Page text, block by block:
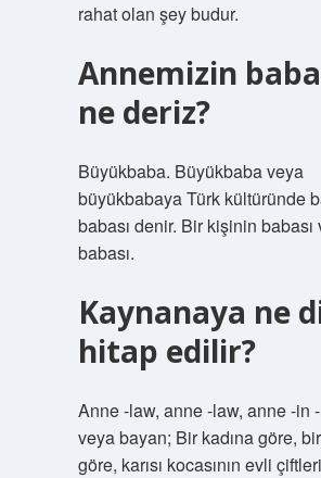
rahat olan şey budur.
Annemizin
ne deriz?
Büyükbaba. Büyükbaba veya
büyükbabaya Türk kültüründe
babası denir. Bir kişinin babası
babası.
Kaynanaya ne
hitap edilir?
Anne -law, anne -law, anne -in
veya bayan; Bir kadına göre,
göre, karısı kocasının evli